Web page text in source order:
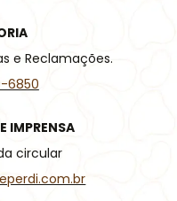
e Reclamações.
6850
IMPRENSA
circular